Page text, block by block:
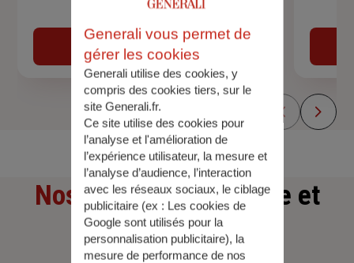
Obtenir une estimation
Nos offresd'assurance et
d'épargne
Generali vous permet de
gérer les cookies
Generali utilise des cookies, y
compris des cookies tiers, sur le
site Generali.fr.
Ce site utilise des cookies pour
l’analyse et l'amélioration de
l’expérience utilisateur, la mesure et
l’analyse d’audience, l’interaction
avec les réseaux sociaux, le ciblage
publicitaire (ex : Les cookies de
Google sont utilisés pour la
personnalisation publicitaire), la
mesure de performance de nos